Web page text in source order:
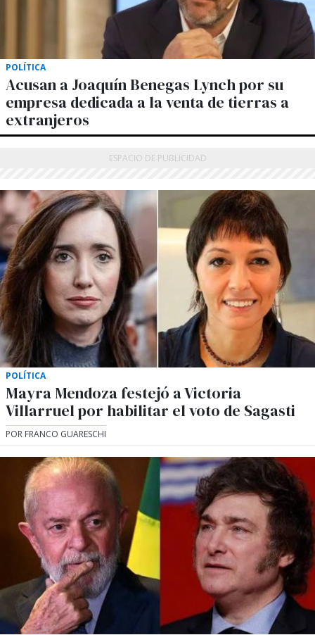
POLÍTICA
Acusan a Joaquín Benegas Lynch por su
empresa dedicada a la venta de tierras a
extranjeros
POLÍTICA
Mayra Mendoza festejó a Victoria
Villarruel por habilitar el voto de Sagasti
POR FRANCO GUARESCHI